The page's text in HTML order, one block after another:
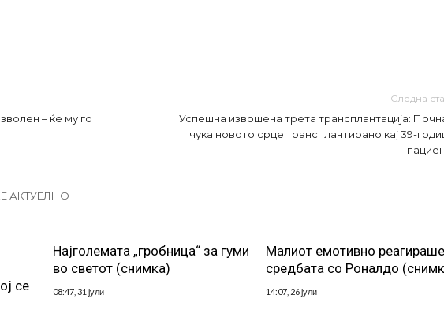
– ќе му го
Следна
Успешна извршена трета трансплантација:
чука новото срце трансплантирано кај 39-
АКТУЕЛНО
се
Најголемата „гробница“ за гуми
во светот (снимка)
08:47, 31 јули
Малиот емотивно
средбата со Роналдо
14:07, 26 јули